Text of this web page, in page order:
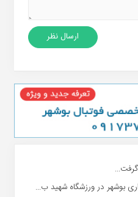
بوشهر در ورزشگاه شهید ب...